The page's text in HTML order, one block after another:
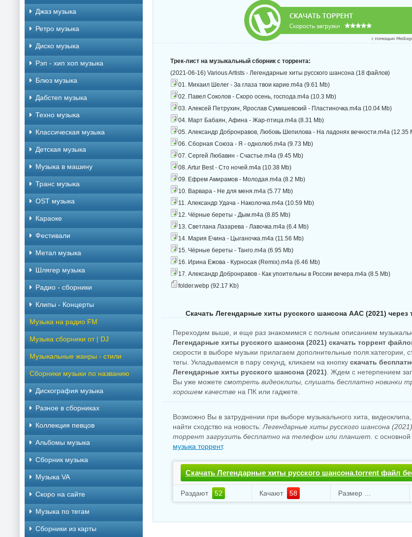
Трек-лист на музыкальный сборник с торрента:
(2021-06-16) Various Artists - Легендарные хиты русского шансона (18 файлов)
01. Михаил Шелег - За глаза твои карие.m4a (9.61 Mb)
02. Павел Соколов - Скоро осень, господа.m4a (10.3 Mb)
03. Алексей Петрухин, Ярослав Сумишевский - Пластиночка.m4a (10.04 Mb)
04. Март Бабаян, Афина - Жар-птица.m4a (8.31 Mb)
05. Александр Добронравов, Любовь Шепилова - На ладонях вечности.m4a (12.35
06. Сборная Союза - Я - однолюб.m4a (9.73 Mb)
07. Сергей Любавин - Счастье.m4a (9.45 Mb)
08. Artur Best - Сто ночей.m4a (10.38 Mb)
09. Ефрем Амирамов - Молодая.m4a (8.2 Mb)
10. Варвара - Не для меня.m4a (5.77 Mb)
11. Александр Удача - Наколочка.m4a (10.59 Mb)
12. Чёрные береты - Дым.m4a (8.85 Mb)
13. Светлана Лазарева - Лавочка.m4a (6.4 Mb)
14. Мария Ечина - Цыганочка.m4a (11.56 Mb)
15. Чёрные береты - Танго.m4a (6.95 Mb)
16. Ирина Ежова - Курносая (Remix).m4a (6.46 Mb)
17. Александр Добронравов - Как упоительны в России вечера.m4a (8.5 Mb)
folder.webp (92.17 Kb)
Скачать Легендарные хиты русского шансона AAC (2021) через
Переходим выше, и еще раз знакомимся с полным описанием
Легендарные хиты русского шансона (2021) скачать торрент
скорости в выборе музыки прилагаем дополнительные поля:категории,
тегы. Укладываемся в пару секунд, кликаем на кнопку скачать
Легендарные хиты русского шансона (2021) . Ждем с нетерпением
Вы уже можете смотреть видеоклипы, слушать бесплатно новинки
хорошем качестве на ПК или гаджете.
Возможно Вы в затруднении при выборе музыкального хита,
найти сходство на новость: Легендарные хиты русского шансона
торрент загрузить бесплатно на телефон или планшет. с
музыка торрент.
Скачать Легендарные хиты русского шансона.torrent файл
Раздают 52 Качают 58
Джаз музыка
Ретро музыка
Диско музыка
Рэп - хип хоп музыка
Блюз музыка
Дабстеп музыка
Техно музыка
Классическая музыка
Детская музыка
Музыка в машину
Транс музыка
OST музыка
Караоке
Фестивали
Метал музыка
Шлягер музыка
Радио - сборники
Клипы - Концерты
Музыка на радио FM
Музыка сборники от | DJ
Музыкальные жанры - стили
Сборники музыки по названию
Дискография музыка
Разное в сборниках
Коллекция певцов
Альбомы музыка
Сборник музыка
Музыка VA
Скоро на сайте
Музыка по тегам
Cборники из карты